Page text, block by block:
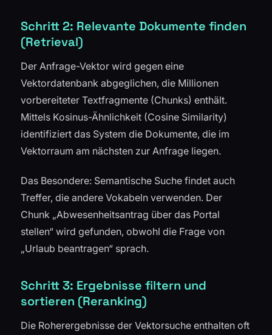
Schritt 2: Relevante Dokumente finden
(Retrieval)
Der Anfrage-Vektor wird gegen eine
Vektordatenbank abgeglichen, die Millionen
vorbereiteter Textfragmente (Chunks) enthält.
Mittels Kosinus-Ähnlichkeit (Cosine Similarity)
identifiziert das System die Dokumente, die im
Vektorraum am nächsten zur Anfrage liegen.
Das Besondere: Semantische Suche findet auch
Treffer, die andere Vokabeln verwenden. Der
Chunk „Abwesenheitsantrag über das Portal
stellen“ wird gefunden, obwohl die Frage von
„Urlaub beantragen“ sprach.
Schritt 3: Ergebnisse filtern und
sortieren (Reranking)
Die Roherergebnisse der Vektorsuche enthalten oft